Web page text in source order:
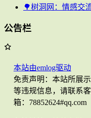
🌳树洞网：情感交
公告栏
本站由emlog驱动
免责声明：本站所展
等违规信息，请联系
箱：78852624#qq.com